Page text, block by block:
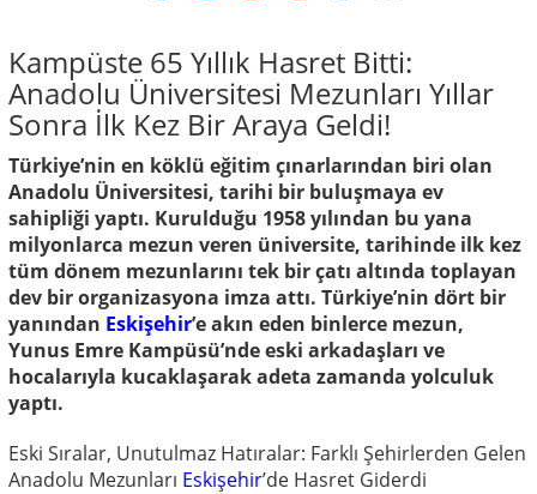
Kampüste 65 Yıllık Hasret Bitti:
Anadolu Üniversitesi Mezunları Yıllar
Sonra İlk Kez Bir Araya Geldi!
Türkiye’nin en köklü eğitim çınarlarından biri olan
Anadolu Üniversitesi, tarihi bir buluşmaya ev
sahipliği yaptı. Kurulduğu 1958 yılından bu yana
milyonlarca mezun veren üniversite, tarihinde ilk kez
tüm dönem mezunlarını tek bir çatı altında toplayan
dev bir organizasyona imza attı. Türkiye’nin dört bir
yanından Eskişehir’e akın eden binlerce mezun,
Yunus Emre Kampüsü’nde eski arkadaşları ve
hocalarıyla kucaklaşarak adeta zamanda yolculuk
yaptı.
Eski Sıralar, Unutulmaz Hatıralar: Farklı Şehirlerden Gelen
Anadolu Mezunları Eskişehir’de Hasret Giderdi